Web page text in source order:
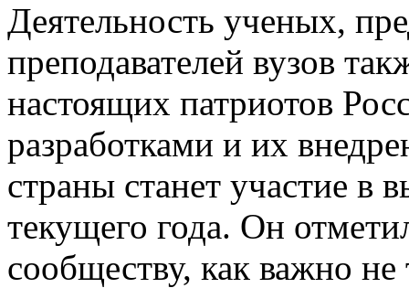
Деятельность ученых,
преподавателей вузов
настоящих патриотов
разработками и их
страны станет участие в
текущего года. Он
сообществу, как важно